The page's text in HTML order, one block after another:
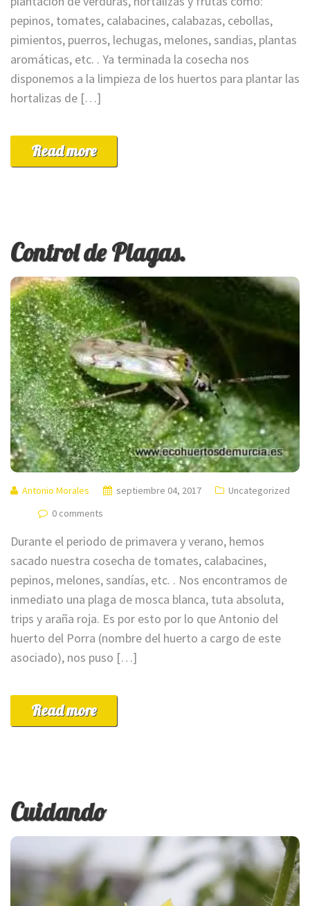
pepinos, tomates, calabacines, calabazas, cebollas,
pimientos, puerros, lechugas, melones, sandias, plantas
aromáticas, etc. . Ya terminada la cosecha nos
disponemos a la limpieza de los huertos para plantar las
hortalizas de […]
Read more
Control de Plagas.
Antonio Morales septiembre 04, 2017
Uncategorized
0 comments
Durante el periodo de primavera y verano, hemos
sacado nuestra cosecha de tomates, calabacines,
pepinos, melones, sandías, etc. . Nos encontramos de
inmediato una plaga de mosca blanca, tuta absoluta,
trips y araña roja. Es por esto por lo que Antonio del
huerto del Porra (nombre del huerto a cargo de este
asociado), nos puso […]
Read more
Cuidando